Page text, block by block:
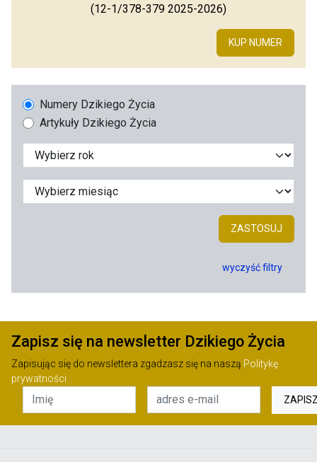
(12-1/378-379 2025-2026)
KUP NUMER
Numery Dzikiego Życia
Artykuły Dzikiego Życia
ZASTOSUJ
wyczyść filtry
Zapisz się na newsletter Dzikiego Życia
Zapisując się do newslettera zgadzasz się na naszą Politykę
prywatności